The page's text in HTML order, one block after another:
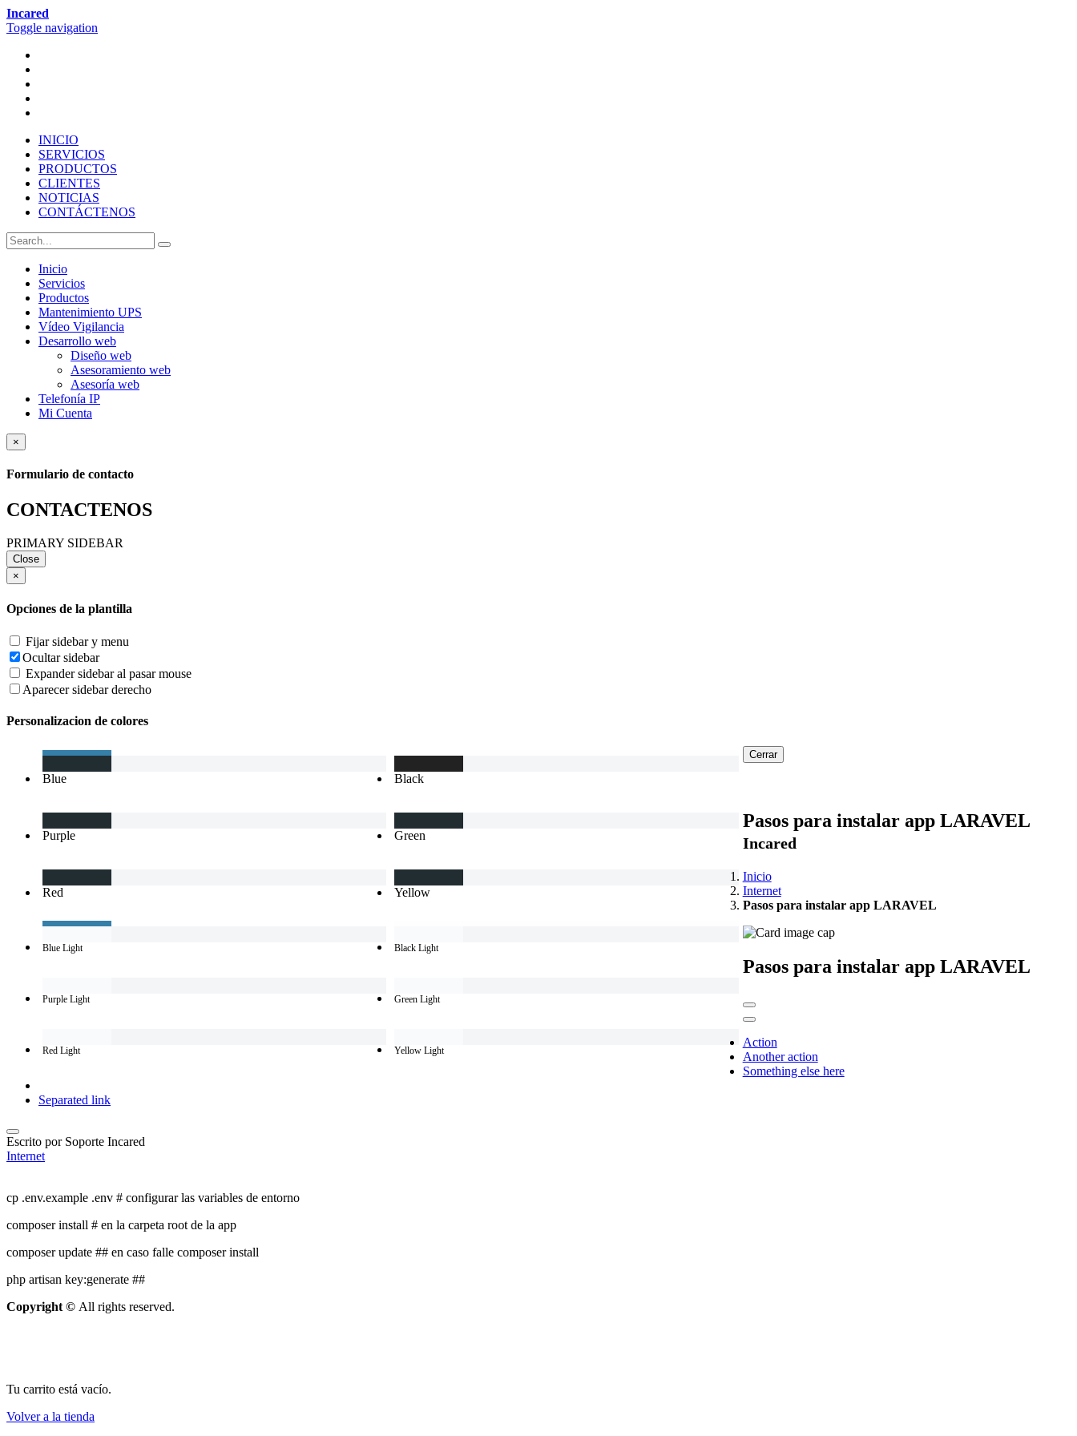
Incared
Toggle navigation
INICIO
SERVICIOS
PRODUCTOS
CLIENTES
NOTICIAS
CONTÁCTENOS
Inicio
Servicios
Productos
Mantenimiento UPS
Vídeo Vigilancia
Desarrollo web
Diseño web
Asesoramiento web
Asesoría web
Telefonía IP
Mi Cuenta
×
Formulario de contacto
CONTACTENOS
PRIMARY SIDEBAR
Close
×
Opciones de la plantilla
Fijar sidebar y menu
Ocultar sidebar
Expander sidebar al pasar mouse
Aparecer sidebar derecho
Personalizacion de colores
Blue Black
Purple Green
Red Yellow
Blue Light Black Light
Purple Light Green Light
Red Light Yellow Light
Cerrar
Pasos para instalar app LARAVEL
Incared
Inicio
Internet
Pasos para instalar app LARAVEL
Pasos para instalar app LARAVEL
Action
Another action
Something else here
Separated link
Escrito por Soporte Incared
Internet
cp .env.example .env # configurar las variables de entorno
composer install # en la carpeta root de la app
composer update ## en caso falle composer install
php artisan key:generate ##
Copyright © All rights reserved.
Tu carrito está vacío.
Volver a la tienda